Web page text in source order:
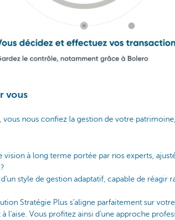
vous
, vous nous confiez la gestion de votre
vision à long terme portée par nos experts,
style de gestion adaptatif, capable de
Stratégie Plus s’aligne parfaitement sur
l’aise. Vous profitez ainsi d’une approche